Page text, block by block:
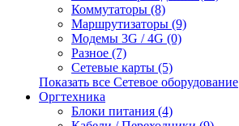
Коммутаторы (8)
Маршрутизаторы (9)
Модемы 3G / 4G (0)
Разное (7)
Сетевые карты (5)
Показать все Сетевое оборудование
Оргтехника
Блоки питания (4)